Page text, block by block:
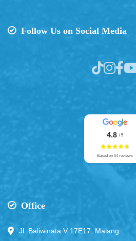
Follow Us on Social Media
4.8 / 5
Based on 64 reviews
Office
Jl. Baliwinata V 17E17, Malang